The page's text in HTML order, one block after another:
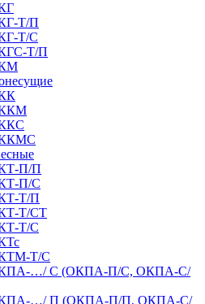
Т/П
Т/С
Т/П
П/П
П/С
Т/П
Т/СТ
Т/С
Т/С
…/ С (ОКПА-П/С, ОКПА-С/
…/ П (ОКПА-П/П, ОКПА-С/